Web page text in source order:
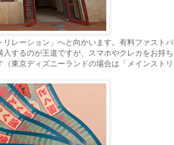
レーション」へと向かいます。有料ファストパ
するのが王道ですが、スマホやクレカをお持ち
東京ディズニーランドの場合は「メインストリ